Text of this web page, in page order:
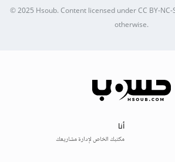
© 2025Hsoub.Content licensed underCC BY-
otherwise.